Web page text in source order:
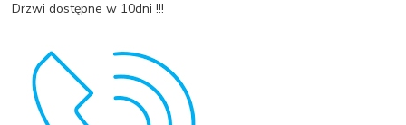
Drzwi dostępne w 10dni !!!